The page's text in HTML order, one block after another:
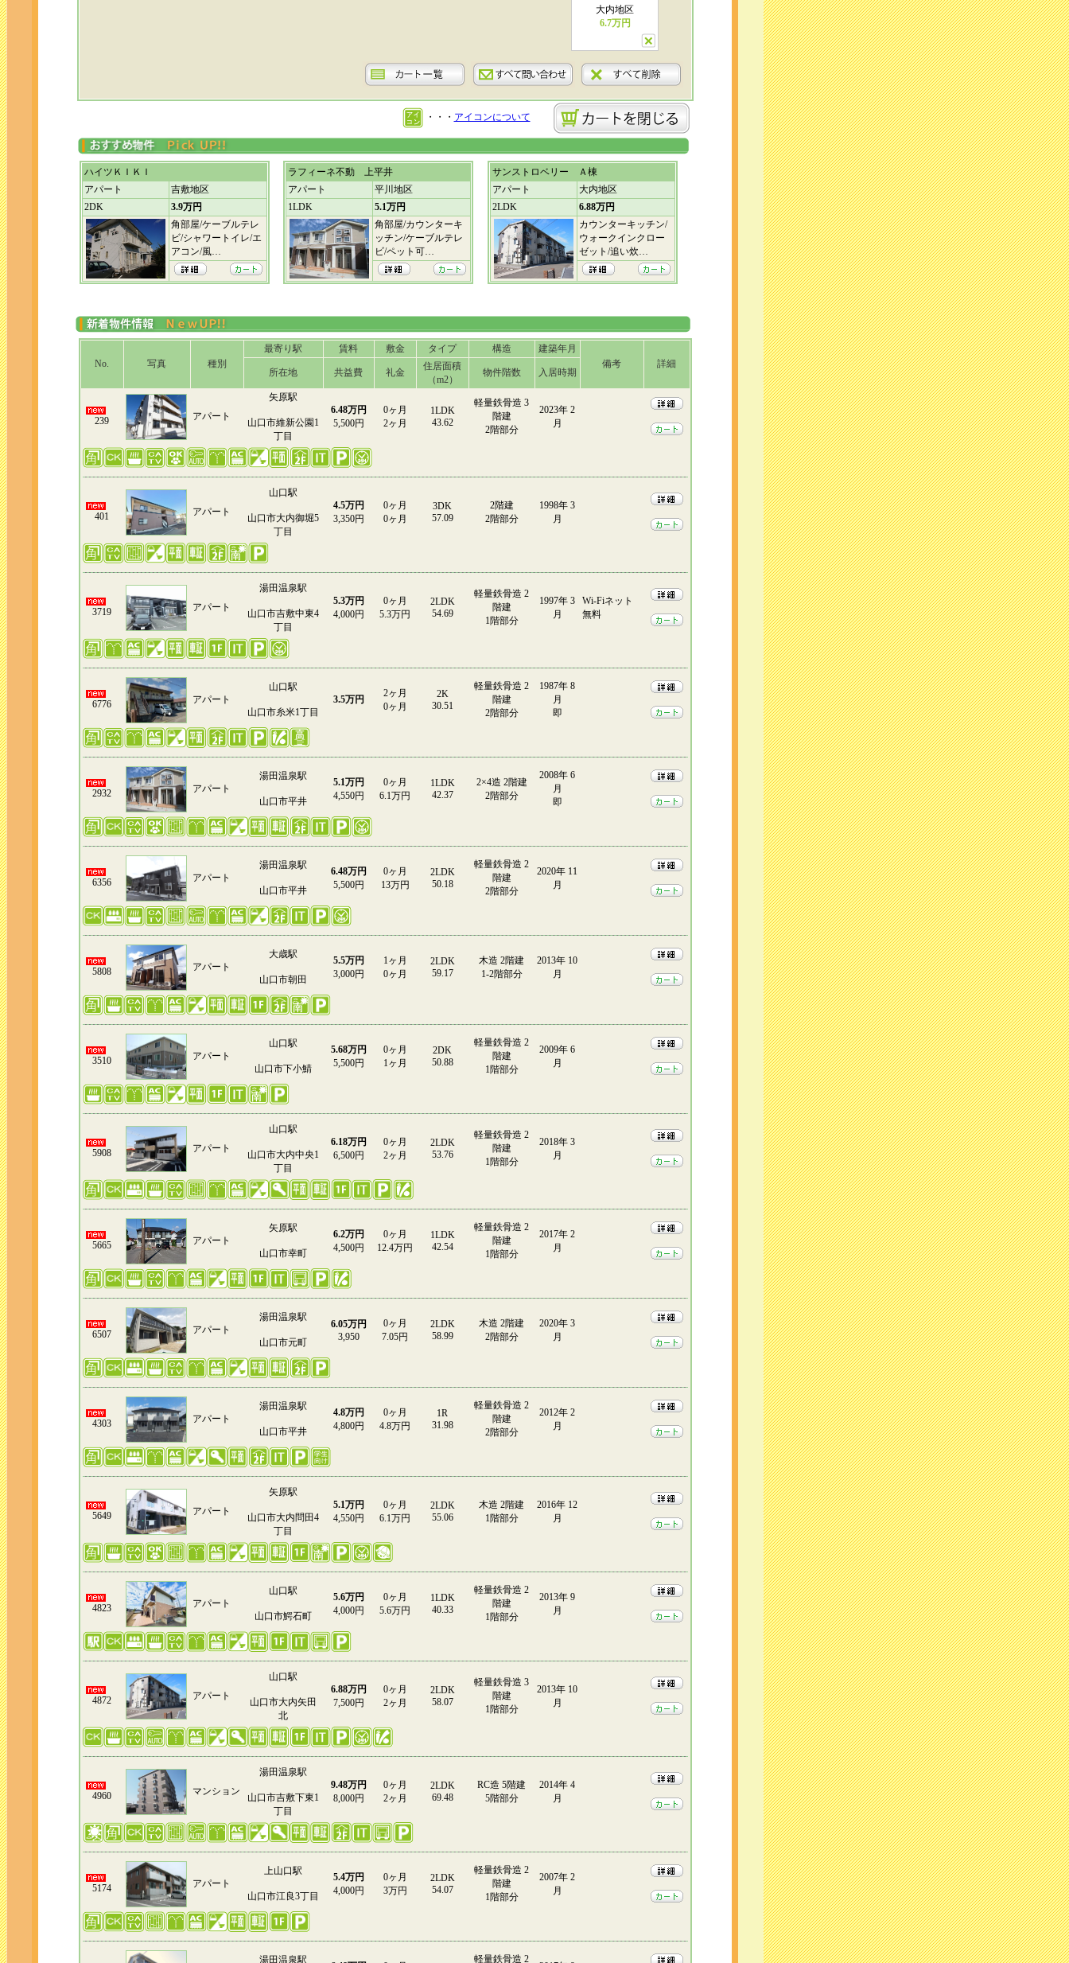
大内地区
6.7万円
・・・ アイコンについて
ハイツＫＩＫＩ
アパート
吉敷地区
2DK
3.9万円
角部屋/ケーブルテレ
ビ/シャワートイレ/エ
アコン/風…
ラフィーネ不動 上平井
アパート
平川地区
1LDK
5.1万円
角部屋/カウンターキ
ッチン/ケーブルテレ
ビ/ペット可…
サンストロベリー Ａ棟
アパート
大内地区
2LDK
6.88万円
カウンターキッチン/
ウォークインクロー
ゼット/追い炊…
No. 写真 種別
最寄り駅 賃料 敷金 タイプ 構造
建築年月
備考
詳細
所在地 共益費 礼金
住居面積
（m2）
物件階数 入居時期
239 アパート
矢原駅
山口市維新公園1
丁目
6.48万円
5,500円
0ヶ月
2ヶ月
1LDK
43.62
軽量鉄骨造 3
階建
2階部分
2023年 2
月
401 アパート
山口駅
山口市大内御堀5
丁目
4.5万円
3,350円
0ヶ月
0ヶ月
3DK
57.09
2階建
2階部分
1998年 3
月
3719 アパート
湯田温泉駅
山口市吉敷中東4
丁目
5.3万円
4,000円
0ヶ月
5.3万円
2LDK
54.69
軽量鉄骨造 2
階建
1階部分
1997年 3
月
Wi-Fiネット
無料
6776 アパート
山口駅
山口市糸米1丁目
3.5万円
2ヶ月
0ヶ月
2K
30.51
軽量鉄骨造 2
階建
2階部分
1987年 8
月
即
2932 アパート
湯田温泉駅
山口市平井
5.1万円
4,550円
0ヶ月
6.1万円
1LDK
42.37
2×4造 2階建
2階部分
2008年 6
月
即
6356 アパート
湯田温泉駅
山口市平井
6.48万円
5,500円
0ヶ月
13万円
2LDK
50.18
軽量鉄骨造 2
階建
2階部分
2020年 11
月
5808 アパート
大歳駅
山口市朝田
5.5万円
3,000円
1ヶ月
0ヶ月
2LDK
59.17
木造 2階建
1-2階部分
2013年 10
月
3510 アパート
山口駅
山口市下小鯖
5.68万円
5,500円
0ヶ月
1ヶ月
2DK
50.88
軽量鉄骨造 2
階建
1階部分
2009年 6
月
5908 アパート
山口駅
山口市大内中央1
丁目
6.18万円
6,500円
0ヶ月
2ヶ月
2LDK
53.76
軽量鉄骨造 2
階建
1階部分
2018年 3
月
5665 アパート
矢原駅
山口市幸町
6.2万円
4,500円
0ヶ月
12.4万円
1LDK
42.54
軽量鉄骨造 2
階建
1階部分
2017年 2
月
6507 アパート
湯田温泉駅
山口市元町
6.05万円
3,950
0ヶ月
7.05円
2LDK
58.99
木造 2階建
2階部分
2020年 3
月
4303 アパート
湯田温泉駅
山口市平井
4.8万円
4,800円
0ヶ月
4.8万円
1R
31.98
軽量鉄骨造 2
階建
2階部分
2012年 2
月
5649 アパート
矢原駅
山口市大内問田4
丁目
5.1万円
4,550円
0ヶ月
6.1万円
2LDK
55.06
木造 2階建
1階部分
2016年 12
月
4823 アパート
山口駅
山口市鰐石町
5.6万円
4,000円
0ヶ月
5.6万円
1LDK
40.33
軽量鉄骨造 2
階建
1階部分
2013年 9
月
4872 アパート
山口駅
山口市大内矢田
北
6.88万円
7,500円
0ヶ月
2ヶ月
2LDK
58.07
軽量鉄骨造 3
階建
1階部分
2013年 10
月
4960 マンション
湯田温泉駅
山口市吉敷下東1
丁目
9.48万円
8,000円
0ヶ月
2ヶ月
2LDK
69.48
RC造 5階建
5階部分
2014年 4
月
5174 アパート
上山口駅
山口市江良3丁目
5.4万円
4,000円
0ヶ月
3万円
2LDK
54.07
軽量鉄骨造 2
階建
1階部分
2007年 2
月
湯田温泉駅 軽量鉄骨造 2